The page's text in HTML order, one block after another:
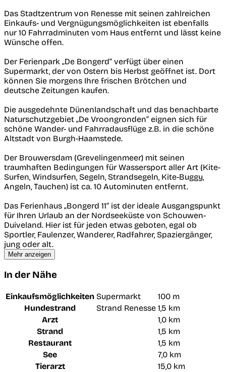
Das Stadtzentrum von Renesse mit seinen zahlreichen
Einkaufs- und Vergnügungsmöglichkeiten ist ebenfalls
nur 10 Fahrradminuten vom Haus entfernt und lässt keine
Wünsche offen.
Der Ferienpark „De Bongerd“ verfügt über einen
Supermarkt, der von Ostern bis Herbst geöffnet ist. Dort
können Sie morgens Ihre frischen Brötchen und
deutsche Zeitungen kaufen.
Die ausgedehnte Dünenlandschaft und das benachbarte
Naturschutzgebiet „De Vroongronden“ eignen sich für
schöne Wander- und Fahrradausflüge z.B. in die schöne
Altstadt von Burgh-Haamstede.
Der Brouwersdam (Grevelingenmeer) mit seinen
traumhaften Bedingungen für Wassersport aller Art (Kite-
Surfen, Windsurfen, Segeln, Strandsegeln, Kite-Buggy,
Angeln, Tauchen) ist ca. 10 Autominuten entfernt.
Das Ferienhaus „Bongerd 11“ ist der ideale Ausgangspunkt
für Ihren Urlaub an der Nordseeküste von Schouwen-
Duiveland. Hier ist für jeden etwas geboten, egal ob
Sportler, Faulenzer, Wanderer, Radfahrer, Spaziergänger,
jung oder alt.
Mehr anzeigen
In der Nähe
Einkaufsmöglichkeiten Supermarkt
100 m
Hundestrand
Strand Renesse 1,5 km
Arzt
1,0 km
Strand
1,5 km
Restaurant
1,5 km
See
7,0 km
Tierarzt
15,0 km